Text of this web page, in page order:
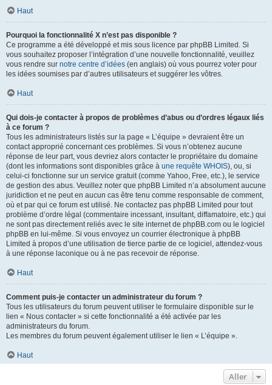
Haut
Pourquoi la fonctionnalité X n’est pas disponible ?
Ce programme a été développé et mis sous licence par phpBB Limited. Si
vous souhaitez proposer l’intégration d’une nouvelle fonctionnalité, veuillez
vous rendre sur notre centre d’idées (en anglais) où vous pourrez voter pour
les idées soumises par d’autres utilisateurs et suggérer les vôtres.
Haut
Qui dois-je contacter à propos de problèmes d’abus ou d’ordres légaux liés
à ce forum ?
Tous les administrateurs listés sur la page « L’équipe » devraient être un
contact approprié concernant ces problèmes. Si vous n’obtenez aucune
réponse de leur part, vous devriez alors contacter le propriétaire du domaine
(dont les informations sont disponibles grâce à une requête WHOIS), ou, si
celui-ci fonctionne sur un service gratuit (comme Yahoo, Free, etc.), le service
de gestion des abus. Veuillez noter que phpBB Limited n’a absolument aucune
juridiction et ne peut en aucun cas être tenu comme responsable de comment,
où et par qui ce forum est utilisé. Ne contactez pas phpBB Limited pour tout
problème d’ordre légal (commentaire incessant, insultant, diffamatoire, etc.) qui
ne sont pas directement reliés avec le site internet de phpBB.com ou le logiciel
phpBB en lui-même. Si vous envoyez un courrier électronique à phpBB
Limited à propos d’une utilisation de tierce partie de ce logiciel, attendez-vous
à une réponse laconique ou à ne pas recevoir de réponse.
Haut
Comment puis-je contacter un administrateur du forum ?
Tous les utilisateurs du forum peuvent utiliser le formulaire disponible sur le
lien « Nous contacter » si cette fonctionnalité a été activée par les
administrateurs du forum.
Les membres du forum peuvent également utiliser le lien « L’équipe ».
Haut
Aller